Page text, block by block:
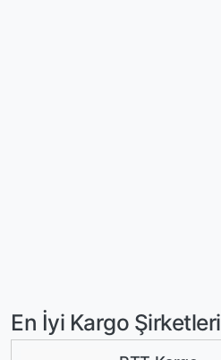
En İyi Kargo Şirketleri